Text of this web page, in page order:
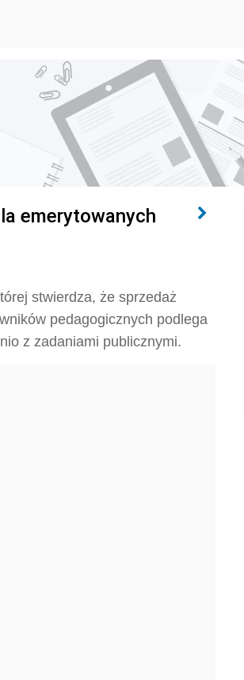
emerytowanych
stwierdza, że sprzedaż
pedagogicznych podlega
z zadaniami publicznymi.